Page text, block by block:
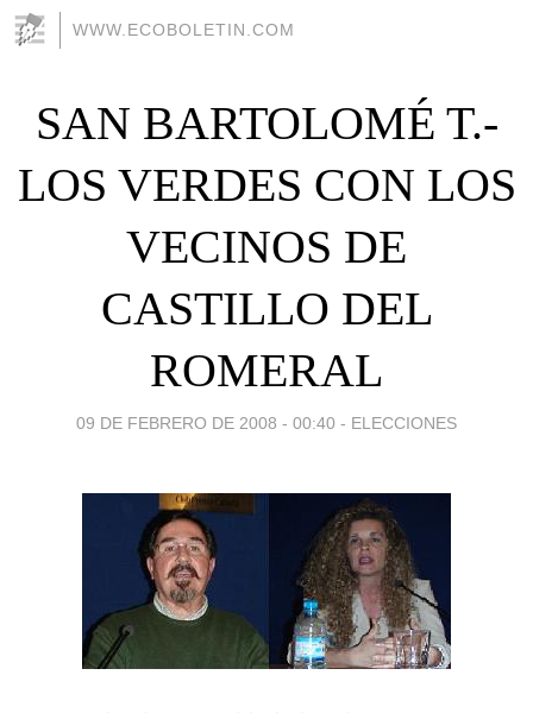
WWW.ECOBOLETIN.COM
SAN BARTOLOMÉ T.-
LOS VERDES CON LOS
VECINOS DE
CASTILLO DEL
ROMERAL
09 DE FEBRERO DE 2008 - 00:40 - ELECCIONES